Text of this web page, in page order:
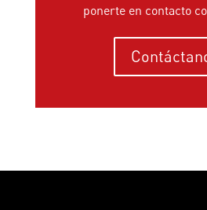
ponerte en contacto